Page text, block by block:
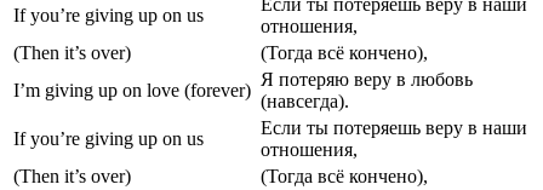
If you’re giving up on us
отношения,
(Then it’s over)
(Тогда всё кончено),
I’m giving up on love (forever)
Я потеряю веру в любовь
(навсегда).
If you’re giving up on us
Если ты потеряешь веру в наши
отношения,
(Then it’s over)
(Тогда всё кончено),